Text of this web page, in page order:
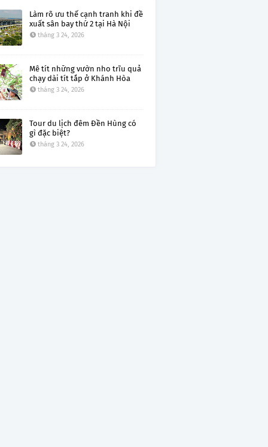
Làm rõ ưu thế cạnh tranh khi đề
xuất sân bay thứ 2 tại Hà Nội
tháng 3 24, 2026
Mê tít những vườn nho trĩu quả
chạy dài tít tắp ở Khánh Hòa
tháng 3 24, 2026
Tour du lịch đêm Đền Hùng có
gì đặc biệt?
tháng 3 24, 2026